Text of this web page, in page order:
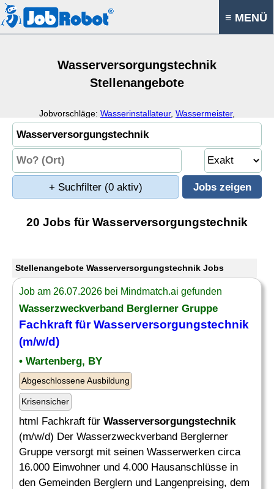
≡ MENÜ
Wasserversorgungstechnik
Stellenangebote
Jobvorschläge: Wasserinstallateur, Wassermeister,
Wasserbauer,Wasser
+ Suchfilter (0 aktiv)
20 Jobs für Wasserversorgungstechnik
Stellenangebote Wasserversorgungstechnik Jobs
Job am 26.07.2026 bei Mindmatch.ai gefunden
Wasserzweckverband Berglerner Gruppe
Fachkraft fürWasserversorgungstechnik
(m/w/d)
• Wartenberg, BY
Abgeschlossene Ausbildung
Krisensicher
html Fachkraft für Wasserversorgungstechnik
(m/w/d) Der Wasserzweckverband Berglerner
Gruppe versorgt mit seinen Wasserwerken circa
16.000 Einwohner und 4.000 Hausanschlüsse in
den Gemeinden Berglern und Langenpreising, dem